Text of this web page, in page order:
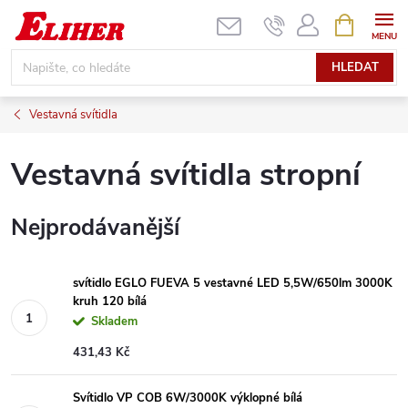
Přejít
obsah
HLEDAT
NÁKUPNÍ
KOŠÍK
Vestavná svítidla
Vestavná svítidla stropní
Nejprodávanější
svítidlo EGLO FUEVA 5 vestavné LED 5,5W/650lm 3000K
kruh 120 bílá
Skladem
431,43 Kč
Svítidlo VP COB 6W/3000K výklopné bílá